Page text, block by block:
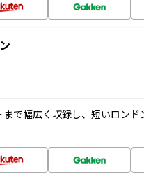
で幅広く収録し、短いロンド